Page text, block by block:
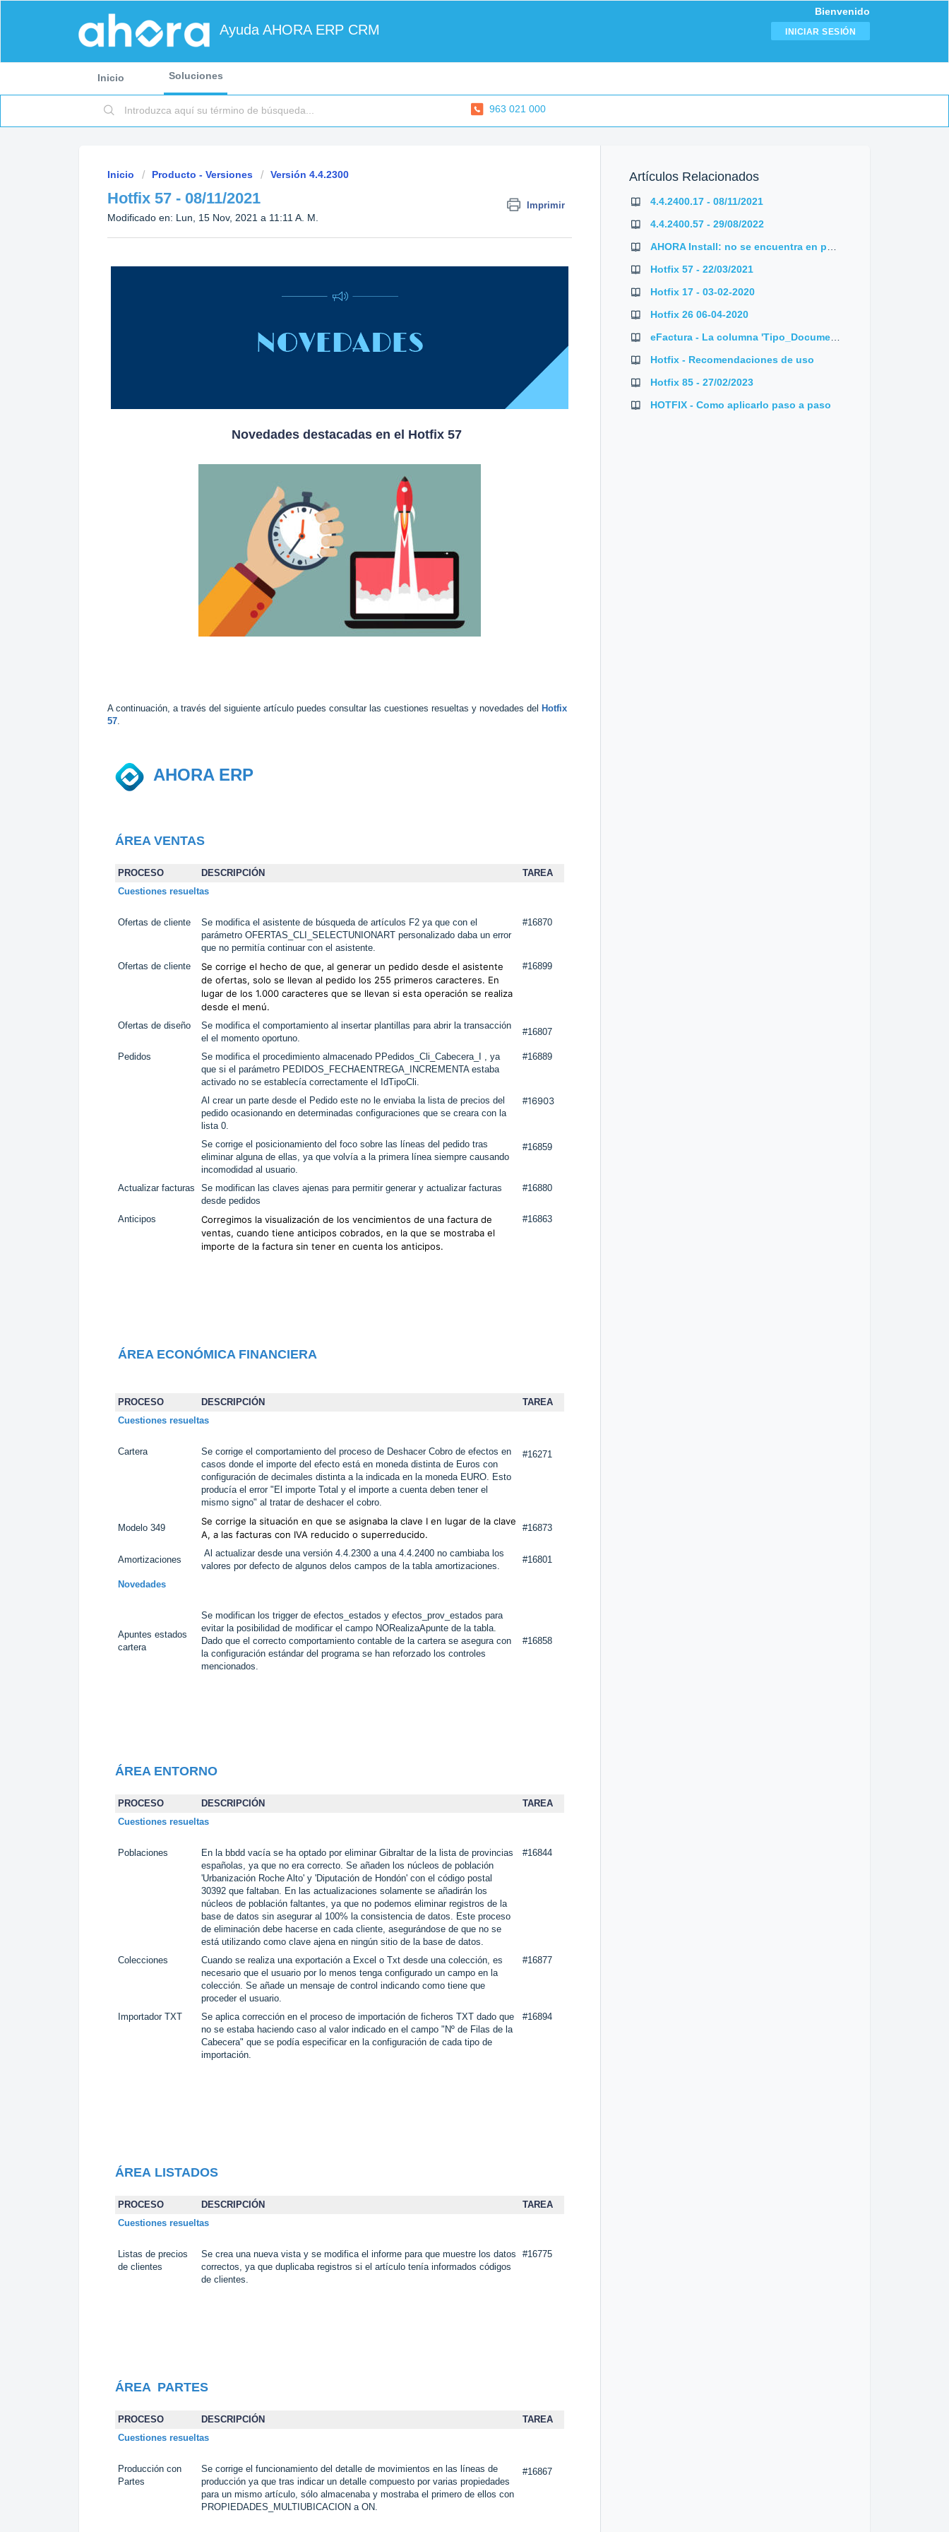
Ayuda AHORA ERP CRM
Bienvenido
INICIAR SESIÓN
Inicio Soluciones
963 021 000
Inicio Producto - Versiones Versión 4.4.2300
Hotfix 57 - 08/11/2021 Imprimir
Modificado en: Lun, 15 Nov, 2021 a 11:11 A. M.
Novedades destacadas en el Hotfix 57
A continuación, a través del siguiente artículo puedes consultar las cuestiones resueltas y novedades del Hotfix
57.
AHORA ERP
ÁREA VENTAS
PROCESO DESCRIPCIÓN
TAREA
Cuestiones resueltas
Ofertas de cliente
Se modifica el asistente de búsqueda de artículos F2 ya que con el
parámetro OFERTAS_CLI_SELECTUNIONART personalizado daba un error
que no permitía continuar con el asistente.
#16870
Ofertas de cliente
Se corrige el hecho de que, al generar un pedido desde el asistente
de ofertas, solo se llevan al pedido los 255 primeros caracteres. En
lugar de los 1.000 caracteres que se llevan si esta operación se realiza
desde el menú.
#16899
Ofertas de diseño
Se modifica el comportamiento al insertar plantillas para abrir la transacción
el el momento oportuno.
#16807
Pedidos
Se modifica el procedimiento almacenado PPedidos_Cli_Cabecera_I , ya
que si el parámetro PEDIDOS_FECHAENTREGA_INCREMENTA estaba
activado no se establecía correctamente el IdTipoCli.
#16889
Al crear un parte desde el Pedido este no le enviaba la lista de precios del
pedido ocasionando en determinadas configuraciones que se creara con la
lista 0.
#16903
Se corrige el posicionamiento del foco sobre las líneas del pedido tras
eliminar alguna de ellas, ya que volvía a la primera línea siempre causando
incomodidad al usuario.
#16859
Actualizar facturas
Se modifican las claves ajenas para permitir generar y actualizar facturas
desde pedidos
#16880
Anticipos
Corregimos la visualización de los vencimientos de una factura de
ventas, cuando tiene anticipos cobrados, en la que se mostraba el
importe de la factura sin tener en cuenta los anticipos.
#16863
ÁREA ECONÓMICA FINANCIERA
PROCESO DESCRIPCIÓN
TAREA
Cuestiones resueltas
Cartera
Se corrige el comportamiento del proceso de Deshacer Cobro de efectos en
casos donde el importe del efecto está en moneda distinta de Euros con
configuración de decimales distinta a la indicada en la moneda EURO. Esto
producía el error "El importe Total y el importe a cuenta deben tener el
mismo signo" al tratar de deshacer el cobro.
#16271
Modelo 349
Se corrige la situación en que se asignaba la clave I en lugar de la clave
A, a las facturas con IVA reducido o superreducido.
#16873
Amortizaciones
Al actualizar desde una versión 4.4.2300 a una 4.4.2400 no cambiaba los
valores por defecto de algunos delos campos de la tabla amortizaciones.
#16801
Novedades
Apuntes estados
cartera
Se modifican los trigger de efectos_estados y efectos_prov_estados para
evitar la posibilidad de modificar el campo NORealizaApunte de la tabla.
Dado que el correcto comportamiento contable de la cartera se asegura con
la configuración estándar del programa se han reforzado los controles
mencionados.
#16858
ÁREA ENTORNO
PROCESO DESCRIPCIÓN
TAREA
Cuestiones resueltas
Poblaciones
En la bbdd vacía se ha optado por eliminar Gibraltar de la lista de provincias
españolas, ya que no era correcto. Se añaden los núcleos de población
'Urbanización Roche Alto' y 'Diputación de Hondón' con el código postal
30392 que faltaban. En las actualizaciones solamente se añadirán los
núcleos de población faltantes, ya que no podemos eliminar registros de la
base de datos sin asegurar al 100% la consistencia de datos. Este proceso
de eliminación debe hacerse en cada cliente, asegurándose de que no se
está utilizando como clave ajena en ningún sitio de la base de datos.
#16844
Colecciones
Cuando se realiza una exportación a Excel o Txt desde una colección, es
necesario que el usuario por lo menos tenga configurado un campo en la
colección. Se añade un mensaje de control indicando como tiene que
proceder el usuario.
#16877
Importador TXT
Se aplica corrección en el proceso de importación de ficheros TXT dado que
no se estaba haciendo caso al valor indicado en el campo "Nº de Filas de la
Cabecera" que se podía especificar en la configuración de cada tipo de
importación.
#16894
ÁREA LISTADOS
PROCESO DESCRIPCIÓN
TAREA
Cuestiones resueltas
Listas de precios
de clientes
Se crea una nueva vista y se modifica el informe para que muestre los datos
correctos, ya que duplicaba registros si el artículo tenía informados códigos
de clientes.
#16775
ÁREA PARTES
PROCESO DESCRIPCIÓN
TAREA
Cuestiones resueltas
Producción con
Partes
Se corrige el funcionamiento del detalle de movimientos en las líneas de
producción ya que tras indicar un detalle compuesto por varias propiedades
para un mismo artículo, sólo almacenaba y mostraba el primero de ellos con
PROPIEDADES_MULTIUBICACION a ON.
#16867
Artículos Relacionados
4.4.2400.17 - 08/11/2021
4.4.2400.57 - 29/08/2022
Hotfix 57 - 22/03/2021
Hotfix 17 - 03-02-2020
Hotfix 26 06-04-2020
Hotfix - Recomendaciones de uso
Hotfix 85 - 27/02/2023
HOTFIX - Como aplicarlo paso a paso